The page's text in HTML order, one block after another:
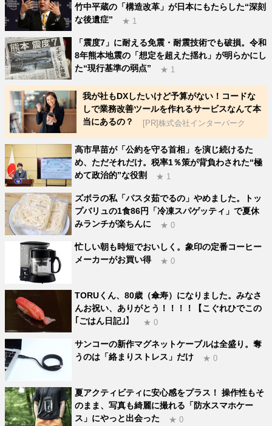
竹中平蔵の「構造改革」が日本にもたらした“深刻
な後遺症”
★ 1
「震度7」に耐える免震・耐震技術でも破損。令和
8年熊本地震の「想定を超えた揺れ」が明らかにし
た“現行基準の弱点”
★ 1
我が社もDXしたいけど予算がない！コードな
しで業務改善ツールを作れるサービスなんて本
当にあるの？
[PR]株式会社インターパーク
高市早苗が「公約を守る首相」を演じ続けるた
め、ただそれだけ。税率1％策が背負わされた“極
めて政治的”な役割
★ 1
ズボラの私「パスタ茹でるの」やめました。トッ
プバリュの1食86円「冷凍スパゲッティ」で夏休
みランチが楽ちんに
★ 0
忙しい朝も時短でおいしく。象印の定番コーヒー
メーカーがお買い得
★ 0
TORUくん、80歳（傘寿）になりました。みなさ
んお祝い、ありがとう！！！！【こぐれひでこの
｢ごはん日記｣】
★ 0
サンコーの新作マグネットケーブルは全盛り。奪
うのは「絡まりストレス」だけ
★ 0
夏アクティビティに安心感をプラス！ 操作性もそ
のまま、写真も綺麗に撮れる「防水スマホケー
ス」にやっと出会った
★ 0